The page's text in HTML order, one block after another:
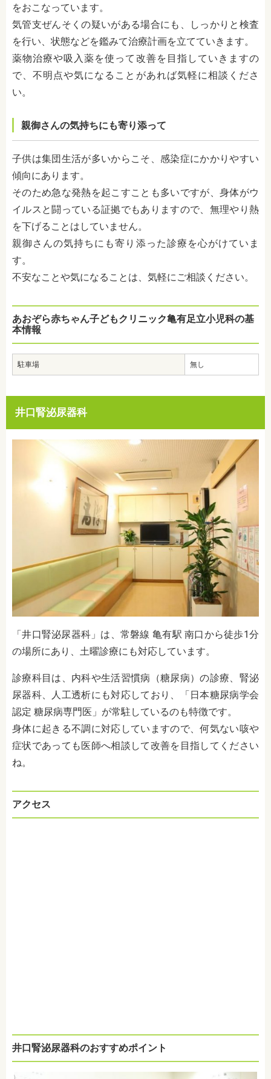
をおこなっています。
気管支ぜんそくの疑いがある場合にも、しっかりと検査
を行い、状態などを鑑みて治療計画を立てていきます。
薬物治療や吸入薬を使って改善を目指していきますの
で、不明点や気になることがあれば気軽に相談くださ
い。
親御さんの気持ちにも寄り添って
子供は集団生活が多いからこそ、感染症にかかりやすい
傾向にあります。
そのため急な発熱を起こすことも多いですが、身体がウ
イルスと闘っている証拠でもありますので、無理やり熱
を下げることはしていません。
親御さんの気持ちにも寄り添った診療を心がけていま
す。
不安なことや気になることは、気軽にご相談ください。
あおぞら赤ちゃん子どもクリニック亀有足立小児科の基
本情報
駐車場 無し
井口腎泌尿器科
「井口腎泌尿器科」は、常磐線 亀有駅 南口から徒歩1分
の場所にあり、土曜診療にも対応しています。
診療科目は、内科や生活習慣病（糖尿病）の診療、腎泌
尿器科、人工透析にも対応しており、
「日本糖尿病学会
認定 糖尿病専門医」が常駐しているのも特徴です。
身体に起きる不調に対応していますので、何気ない咳や
症状であっても医師へ相談して改善を目指してください
ね。
アクセス
井口腎泌尿器科のおすすめポイント